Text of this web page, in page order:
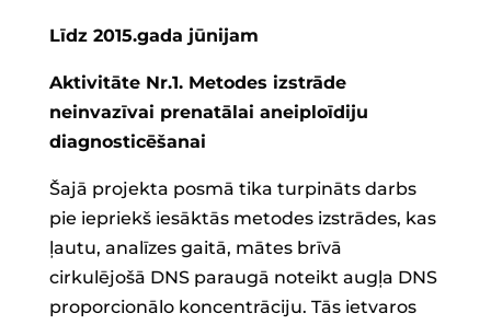
Līdz 2015.gada jūnijam
Aktivitāte Nr.1. Metodes izstrāde
neinvazīvai prenatālai aneiploīdiju
diagnosticēšanai
Šajā projekta posmā tika turpināts darbs
pie iepriekš iesāktās metodes izstrādes, kas
ļautu, analīzes gaitā, mātes brīvā
cirkulējošā DNS paraugā noteikt augļa DNS
proporcionālo koncentrāciju. Tās ietvaros